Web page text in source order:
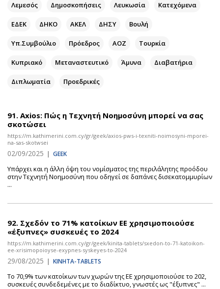
Χειρόγραφα
Επιστολές
Λεμεσός Δημοσκοπήσεις Λευκωσία Κατεχόμενα
ΕΔΕΚ ΔΗΚΟ ΑΚΕΛ ΔΗΣΥ Βουλή
Υπ.Συμβούλιο Πρόεδρος ΑΟΖ Τουρκία
Κυπριακό Μεταναστευτικό Άμυνα Διαβατήρια
Διπλωματία Προεδρικές
91. Axios: Πώς η Τεχνητή Νοημοσύνη μπορεί να σας
σκοτώσει
https://m.kathimerini.com.cy/gr/geek/axios-pws-i-texniti-noimosyni-mporei-
na-sas-skotwsei
02/09/2025 | GEEK
Υπάρχει και η άλλη όψη του νομίσματος της περιλάλητης προόδου
στην Τεχνητή Νοημοσύνη που οδηγεί σε δαπάνες δισεκατομμυρίων
...
92. Σχεδόν το 71% κατοίκων ΕΕ χρησιμοποιούσε
«έξυπνες» συσκευές το 2024
https://m.kathimerini.com.cy/gr/geek/kinita-tablets/sxedon-to-71-katoikon-
ee-xrisimopoioyse-exypnes-syskeyes-to-2024
29/08/2025 | ΚΙΝΗΤΑ-TABLETS
Το 70,9% των κατοίκων των χωρών της ΕΕ χρησιμοποιούσε το 202,
συσκευές συνδεδεμένες με το διαδίκτυο, γνωστές ως "έξυπνες" ...